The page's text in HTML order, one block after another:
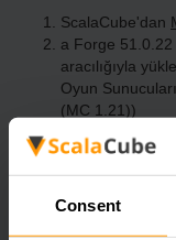
Consent
ScalaCube'dan
a Forge
aracılığıyla
Oyun
(MC 1.21))
Sunucuda